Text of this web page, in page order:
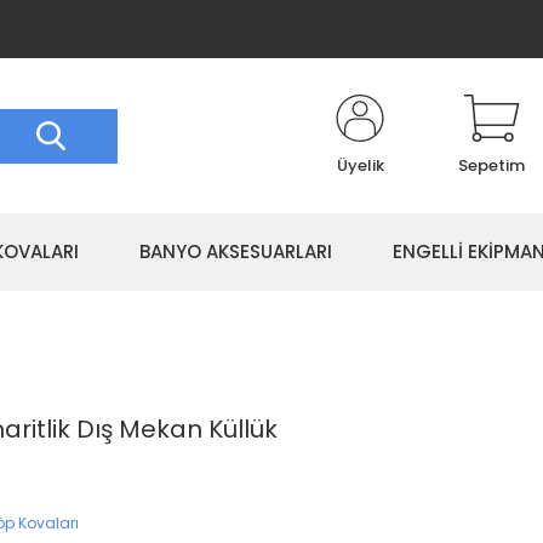
Üyelik Sepetim
BANYO AKSESUARLARI ENGELLİ
Dış Mekan Küllük
Kovaları